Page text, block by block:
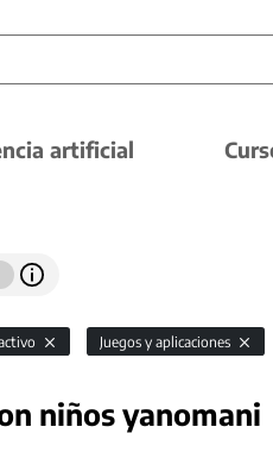
artificial
Juegos y aplicaciones
niños yanomani